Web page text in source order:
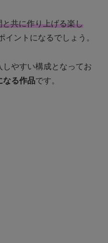
と共に作り上げる楽し
イントになるでしょう。
やすい構成となってお
なる作品です。